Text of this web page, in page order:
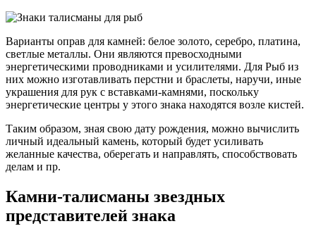
Варианты оправ для камней: белое золото, серебро, платина,
светлые металлы. Они являются превосходными
энергетическими проводниками и усилителями. Для Рыб из
них можно изготавливать перстни и браслеты, наручи, иные
украшения для рук с вставками-камнями, поскольку
энергетические центры у этого знака находятся возле кистей.
Таким образом, зная свою дату рождения, можно вычислить
личный идеальный камень, который будет усиливать
желанные качества, оберегать и направлять, способствовать
делам и пр.
Камни-талисманы звездных
представителей знака